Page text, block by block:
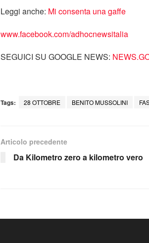
Leggi anche: Mi consenta una gaffe
www.facebook.com/adhocnewsitalia
SEGUICI SU GOOGLE NEWS:
Tags: 28 OTTOBRE BENITO MUSSOLINI
Articolo precedente
Da Kilometro zero a kilometro vero